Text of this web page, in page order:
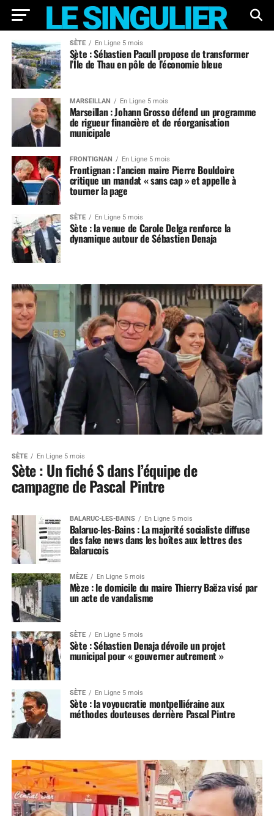
SÈTE En Ligne 5 mois
Sète : Sébastien Pacull propose de transformer
l’Île de Thau en pôle de l’économie bleue
MARSEILLAN En Ligne 5 mois
Marseillan : Johann Grosso défend un programme
de rigueur financière et de réorganisation
municipale
FRONTIGNAN En Ligne 5 mois
Frontignan : l’ancien maire Pierre Bouldoire
critique un mandat « sans cap » et appelle à
tourner la page
SÈTE En Ligne 5 mois
Sète : la venue de Carole Delga renforce la
dynamique autour de Sébastien Denaja
SÈTE En Ligne 5 mois
Sète : Un fiché S dans l’équipe de
campagne de Pascal Pintre
BALARUC-LES-BAINS En Ligne 5 mois
Balaruc-les-Bains : La majorité socialiste diffuse
des fake news dans les boîtes aux lettres des
Balarucois
MÈZE En Ligne 5 mois
Mèze : le domicile du maire Thierry Baëza visé par
un acte de vandalisme
SÈTE En Ligne 5 mois
Sète : Sébastien Denaja dévoile un projet
municipal pour « gouverner autrement »
SÈTE En Ligne 5 mois
Sète : la voyoucratie montpelliéraine aux
méthodes douteuses derrière Pascal Pintre